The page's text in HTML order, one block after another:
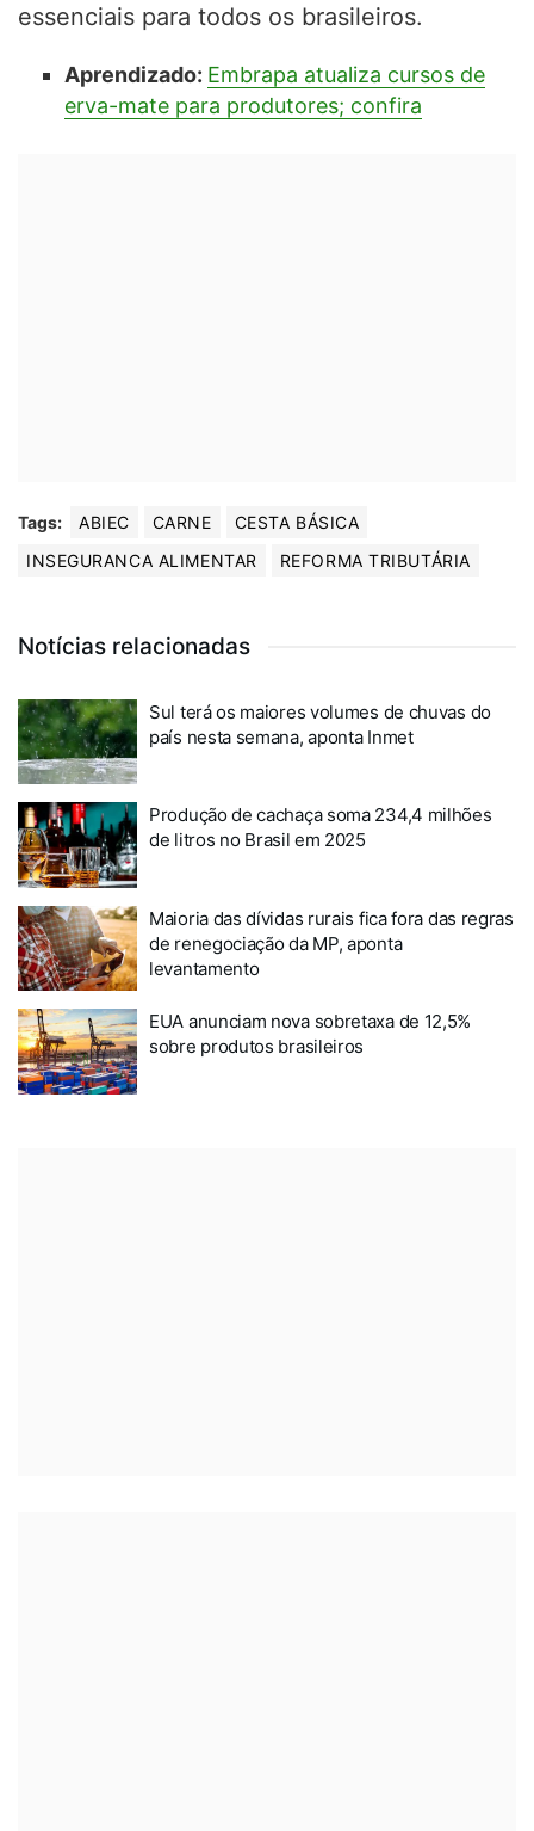
essenciais para todos os brasileiros.
Aprendizado: Embrapa atualiza cursos de
erva-mate para produtores; confira
Tags: ABIEC CARNE
CESTA BÁSICA
INSEGURANCA ALIMENTAR
REFORMA TRIBUTÁRIA
Notícias relacionadas
Sul terá os maiores volumes de chuvas do
país nesta semana, aponta Inmet
Produção de cachaça soma 234,4 milhões
de litros no Brasil em 2025
Maioria das dívidas rurais fica fora das regras
de renegociação da MP, aponta
levantamento
EUA anunciam nova sobretaxa de 12,5%
sobre produtos brasileiros